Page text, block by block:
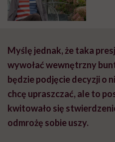
Myślę jednak, że taka
wywołać wewnętrzny
będzie podjęcie decyzji o
chcę upraszczać, ale to
kwitowało się
odmrożę sobie uszy.